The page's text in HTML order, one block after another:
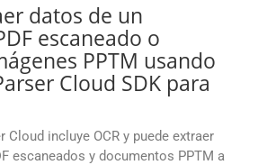
datos de un
escaneado o
PPTM usando
Cloud SDK para
Cloud incluye OCR y puede extraer
escaneados y documentos PPTM a